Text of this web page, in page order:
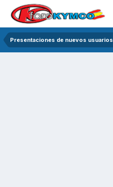
Presentaciones de nuevos usuarios